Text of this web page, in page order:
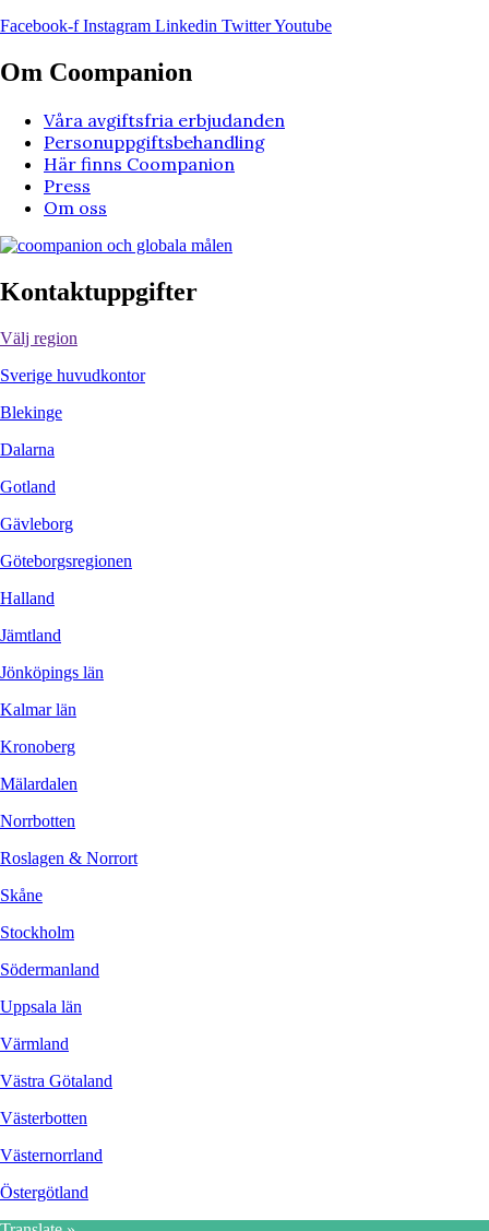
Facebook-f Instagram Linkedin TwitterYoutube
Om Coompanion
Våra avgiftsfria erbjudanden
Personuppgiftsbehandling
Här finns Coompanion
Press
Om oss
Kontaktuppgifter
Välj region
Sverige huvudkontor
Blekinge
Dalarna
Gotland
Gävleborg
Göteborgsregionen
Halland
Jämtland
Jönköpings län
Kalmar län
Kronoberg
Mälardalen
Norrbotten
Roslagen & Norrort
Skåne
Stockholm
Södermanland
Uppsala län
Värmland
Västra Götaland
Västerbotten
Västernorrland
Östergötland